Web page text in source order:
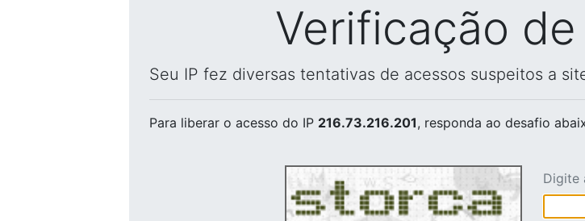
Verificação
Seu IP fez diversas tentativas de acessos suspeitos a
Para liberar o acesso do IP 216.73.216.201, responda ao desafio
Digite